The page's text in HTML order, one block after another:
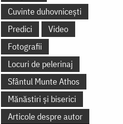
Cuvinte duhovnicești
Predici
Video
Fotografii
Locuri de pelerinaj
Sfântul Munte Athos
Mănăstiri și biserici
Articole despre autor